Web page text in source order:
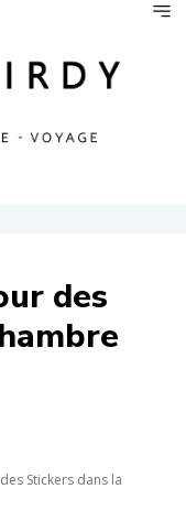
des
Stickers dans la